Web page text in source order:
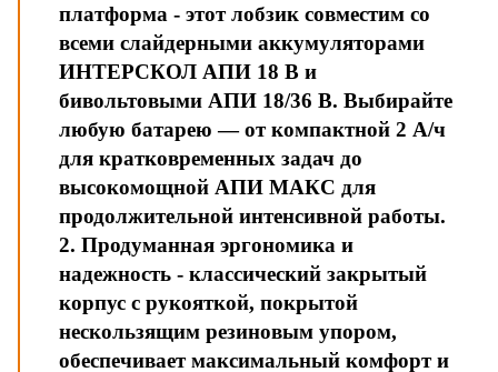
платформа - этот лобзик совместим со
всеми слайдерными аккумуляторами
ИНТЕРСКОЛ АПИ 18 В и
бивольтовыми АПИ 18/36 В. Выбирайте
любую батарею — от компактной 2 А/ч
для кратковременных задач до
высокомощной АПИ МАКС для
продолжительной интенсивной работы.
2. Продуманная эргономика и
надежность - классический закрытый
корпус с рукояткой, покрытой
нескользящим резиновым упором,
обеспечивает максимальный комфорт и